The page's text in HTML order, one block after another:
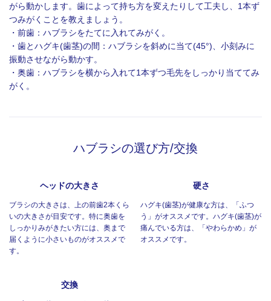
がら動かします。歯によって持ち方を変えたりして工夫し、1本ず
つみがくことを教えましょう。
・前歯：ハブラシをたてに入れてみがく。
・歯とハグキ(歯茎)の間：ハブラシを斜めに当て(45°)、小刻みに
振動させながら動かす。
・奥歯：ハブラシを横から入れて1本ずつ毛先をしっかり当ててみ
がく。
ハブラシの選び方/交換
ヘッドの大きさ
ブラシの大きさは、上の前歯2本くら
いの大きさが目安です。特に奥歯を
しっかりみがきたい方には、奥まで
届くように小さいものがオススメで
す。
硬さ
ハグキ(歯茎)が健康な方は、「ふつ
う」がオススメです。ハグキ(歯茎)が
痛んでいる方は、「やわらかめ」が
オススメです。
交換